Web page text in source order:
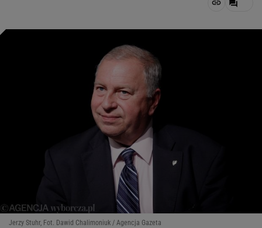
Jerzy Stuhr, Fot. Dawid Chalimoniuk / Agencja Gazeta